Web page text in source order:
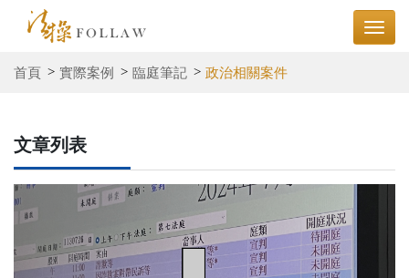
首頁 實際案例 臨庭筆記 政治相關案件
文章列表